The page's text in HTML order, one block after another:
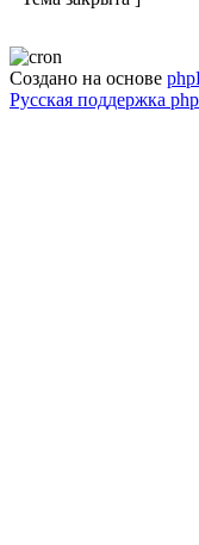
Создано на основе
Русская поддержка